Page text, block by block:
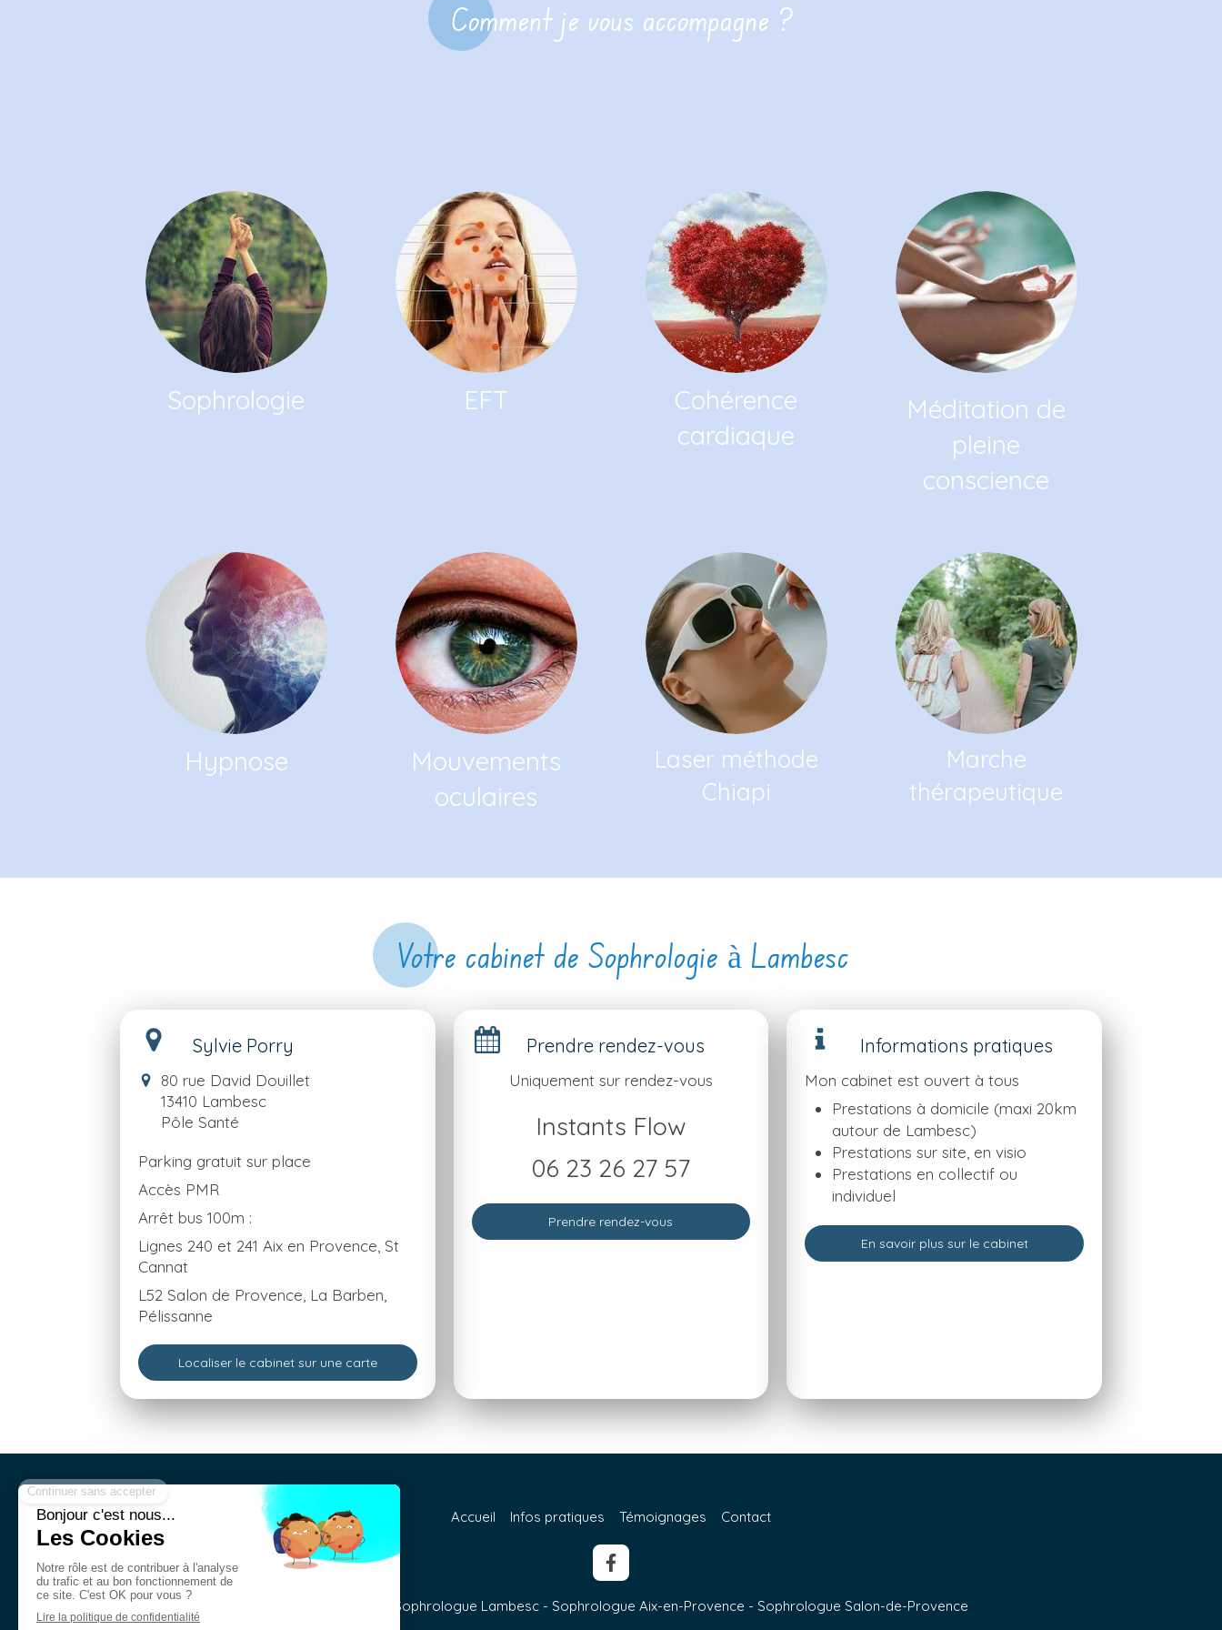
Comment je vous accompagne ?
Sophrologie EFT
Cohérence
cardiaque
Méditation de
pleine
conscience
Hypnose
Mouvements
oculaires
Laser méthode
Chiapi
Marche
thérapeutique
Votre cabinet de Sophrologie à Lambesc
Sylvie Porry
80 rue David Douillet
13410 Lambesc
Pôle Santé
Parking gratuit sur place
Accès PMR
Arrêt bus 100m :
Lignes 240 et 241 Aix en Provence, St
Cannat
L52 Salon de Provence, La Barben,
Pélissanne
Localiser le cabinet sur une carte
Prendre rendez-vous
Uniquement sur rendez-vous
Instants Flow
06 23 26 27 57
Prendre rendez-vous
Informations pratiques
Mon cabinet est ouvert à tous
Prestations à domicile (maxi 20km
autour de Lambesc)
Prestations sur site, en visio
Prestations en collectif ou
individuel
En savoir plus sur le cabinet
Accueil Infos pratiques Témoignages Contact
©2018 Instants Flow - Sophrologue Lambesc - Sophrologue Aix-en-Provence - Sophrologue Salon-de-Provence